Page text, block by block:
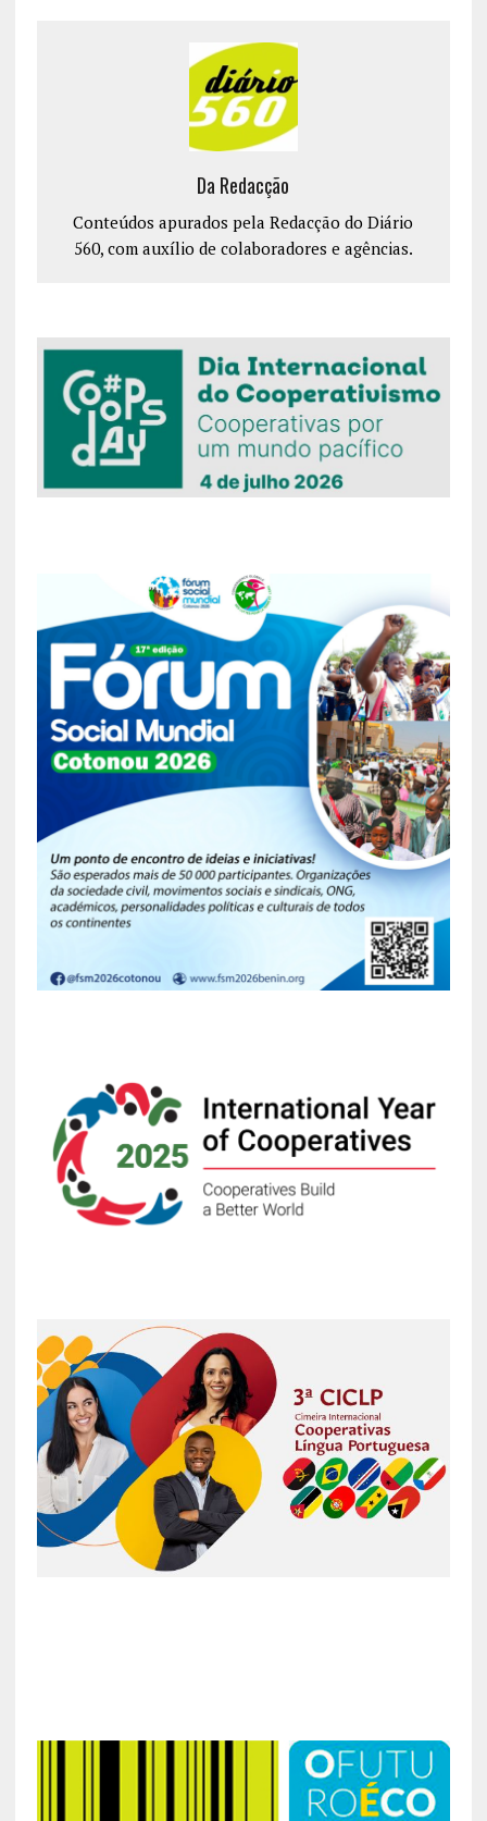
Da Redacção
Conteúdos apurados pela Redacção do Diário
560, com auxílio de colaboradores e agências.